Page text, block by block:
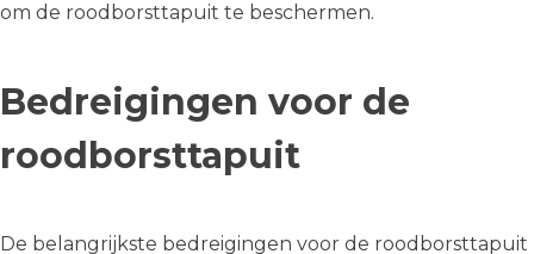
om de roodborsttapuit te beschermen.
Bedreigingen voor de
roodborsttapuit
De belangrijkste bedreigingen voor de roodborsttapuit